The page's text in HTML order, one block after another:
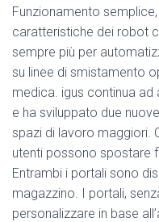
Funzionamento
caratteristiche dei robot
sempre più per
su linee di smistamento
medica. igus continua
e ha sviluppato due
spazi di lavoro maggiori.
utenti possono spostare
Entrambi i portali sono
magazzino. I portali,
personalizzare in base